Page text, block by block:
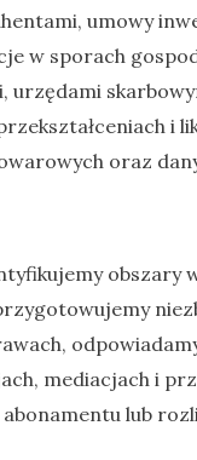
umowy
w sporach
i
oraz
obszary
mediacjach i
lub